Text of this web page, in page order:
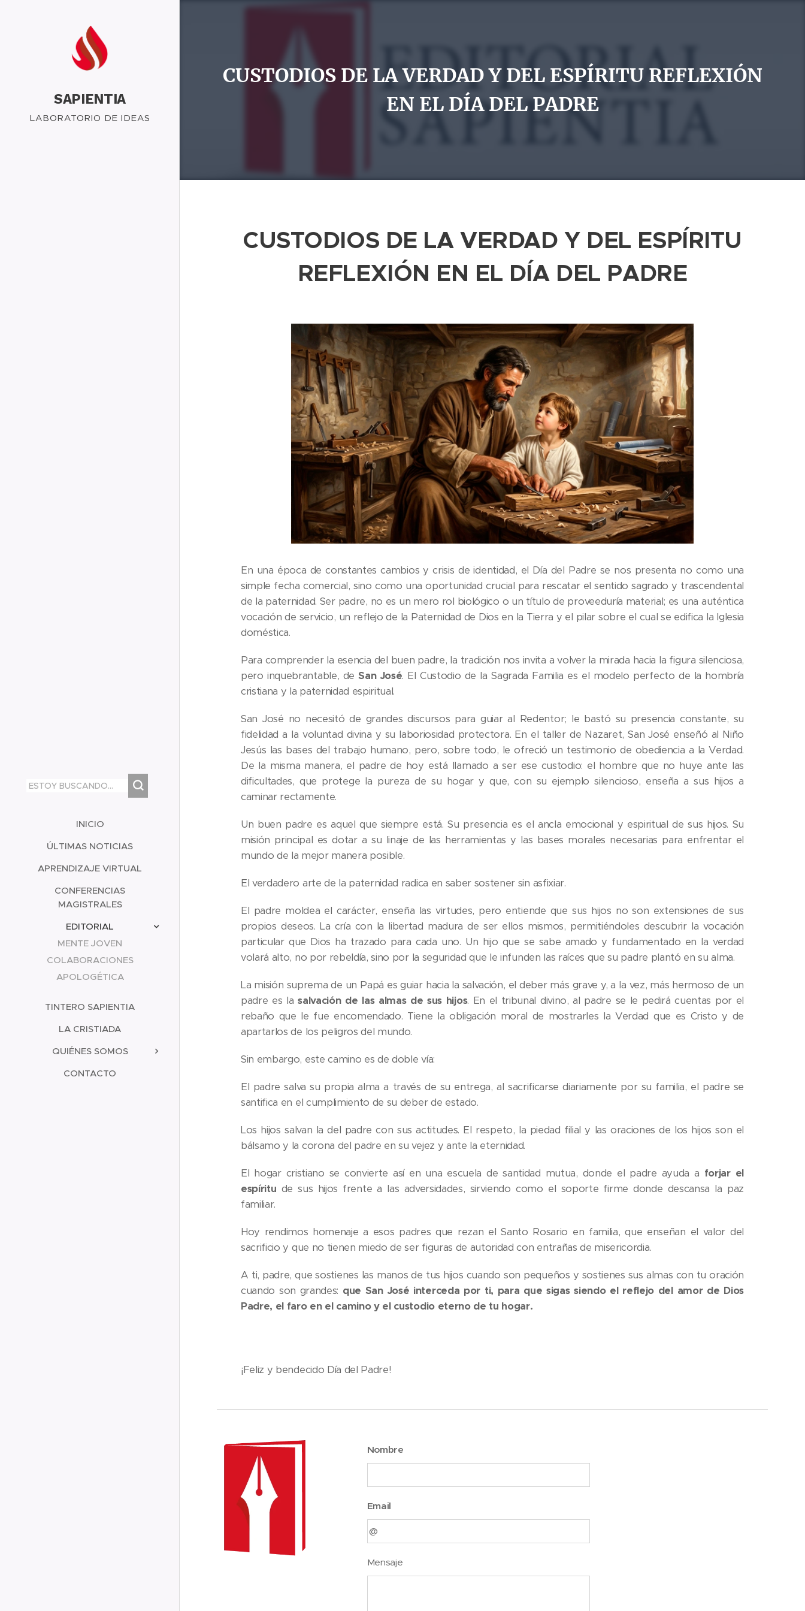
SAPIENTIA
LABORATORIO DE IDEAS
INICIO
ÚLTIMAS NOTICIAS
APRENDIZAJE VIRTUAL
CONFERENCIAS
MAGISTRALES
EDITORIAL
MENTE JOVEN
COLABORACIONES
APOLOGÉTICA
TINTERO SAPIENTIA
LA CRISTIADA
QUIÉNES SOMOS
CONTACTO
CUSTODIOS DE LA VERDAD Y DEL ESPÍRITU REFLEXIÓN
EN EL DÍA DEL PADRE
CUSTODIOS DE LA VERDAD Y DEL ESPÍRITU
REFLEXIÓN EN EL DÍA DEL PADRE
En una época de constantes cambios y crisis de identidad, el Día del Padre se nos presenta no como una
simple fecha comercial, sino como una oportunidad crucial para rescatar el sentido sagrado y trascendental
de la paternidad. Ser padre, no es un mero rol biológico o un título de proveeduría material; es una auténtica
vocación de servicio, un reflejo de la Paternidad de Dios en la Tierra y el pilar sobre el cual se edifica la Iglesia
doméstica.
Para comprender la esencia del buen padre, la tradición nos invita a volver la mirada hacia la figura silenciosa,
pero inquebrantable, de San José. El Custodio de la Sagrada Familia es el modelo perfecto de la hombría
cristiana y la paternidad espiritual.
San José no necesitó de grandes discursos para guiar al Redentor; le bastó su presencia constante, su
fidelidad a la voluntad divina y su laboriosidad protectora. En el taller de Nazaret, San José enseñó al Niño
Jesús las bases del trabajo humano, pero, sobre todo, le ofreció un testimonio de obediencia a la Verdad.
De la misma manera, el padre de hoy está llamado a ser ese custodio: el hombre que no huye ante las
dificultades, que protege la pureza de su hogar y que, con su ejemplo silencioso, enseña a sus hijos a
caminar rectamente.
Un buen padre es aquel que siempre está. Su presencia es el ancla emocional y espiritual de sus hijos. Su
misión principal es dotar a su linaje de las herramientas y las bases morales necesarias para enfrentar el
mundo de la mejor manera posible.
El verdadero arte de la paternidad radica en saber sostener sin asfixiar.
El padre moldea el carácter, enseña las virtudes, pero entiende que sus hijos no son extensiones de sus
propios deseos. La cría con la libertad madura de ser ellos mismos, permitiéndoles descubrir la vocación
particular que Dios ha trazado para cada uno. Un hijo que se sabe amado y fundamentado en la verdad
volará alto, no por rebeldía, sino por la seguridad que le infunden las raíces que su padre plantó en su alma.
La misión suprema de un Papá es guiar hacia la salvación, el deber más grave y, a la vez, más hermoso de un
padre es lasalvación de las almas de sus hijos. En el tribunal divino, al padre se le pedirá cuentas por el
rebaño que le fue encomendado. Tiene la obligación moral de mostrarles la Verdad que es Cristo y de
apartarlos de los peligros del mundo.
Sin embargo, este camino es de doble vía:
El padre salva su propia alma a través de su entrega, al sacrificarse diariamente por su familia, el padre se
santifica en el cumplimiento de su deber de estado.
Los hijos salvan la del padre con sus actitudes. El respeto, la piedad filial y las oraciones de los hijos son el
bálsamo y la corona del padre en su vejez y ante la eternidad.
El hogar cristiano se convierte así en una escuela de santidad mutua, donde el padre ayuda a forjar el
espíritu de sus hijos frente a las adversidades, sirviendo como el soporte firme donde descansa la paz
familiar.
Hoy rendimos homenaje a esos padres que rezan el Santo Rosario en familia, que enseñan el valor del
sacrificio y que no tienen miedo de ser figuras de autoridad con entrañas de misericordia.
A ti, padre, que sostienes las manos de tus hijos cuando son pequeños y sostienes sus almas con tu oración
cuando son grandes: que San José interceda por ti, para que sigas siendo el reflejo del amor de Dios
Padre, el faro en el camino y el custodio eterno de tu hogar.
¡Feliz y bendecido Día del Padre!
Nombre
Email
Mensaje